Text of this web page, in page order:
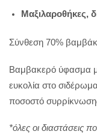
Μαξιλαροθήκες,
Σύνθεση 70%
Βαμβακερό ύφασμα
ευκολία στο
ποσοστό
*όλες οι διαστάσεις